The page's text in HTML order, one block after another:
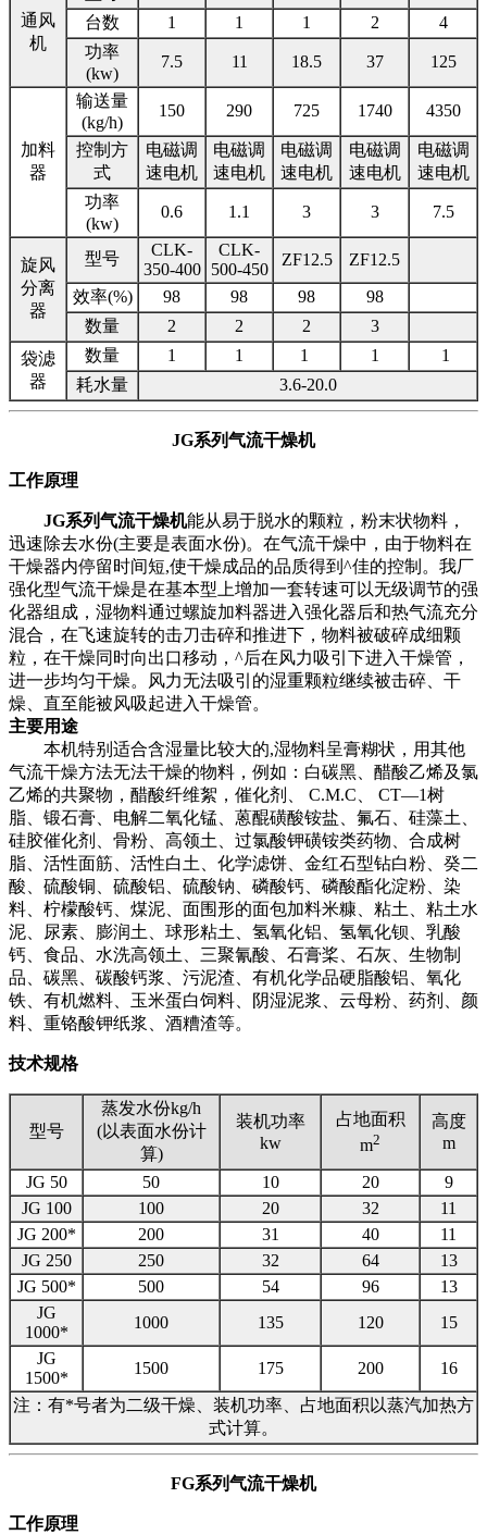
通风
机
台数
1 1 1 2
4
功率
(kw)
7.5 11 18.5 37 125
加料
器
输送量
(kg/h)
150 290 725 1740 4350
控制方
式
电磁调
速电机
电磁调
速电机
电磁调
速电机
电磁调
速电机
电磁调
速电机
功率
(kw)
0.6 1.1 3 3 7.5
旋风
分离
器
型号
CLK-
350-400
CLK-
500-450
ZF12.5
ZF12.5
效率(%)
98 98 98
98
数量
2 2 2
3
袋滤
器
数量 1 1 1 1
1
耗水量
3.6-20.0
JG系列气流干燥机
工作原理
JG系列气流干燥机能从易于脱水的颗粒，粉末状物料，
迅速除去水份(主要是表面水份)。在气流干燥中，由于物料在
干燥器内停留时间短,使干燥成品的品质得到^佳的控制。我厂
强化型气流干燥是在基本型上增加一套转速可以无级调节的强
化器组成，湿物料通过螺旋加料器进入强化器后和热气流充分
混合，在飞速旋转的击刀击碎和推进下，物料被破碎成细颗
粒，在干燥同时向出口移动，^后在风力吸引下进入干燥管，
进一步均匀干燥。风力无法吸引的湿重颗粒继续被击碎、干
燥、直至能被风吸起进入干燥管。
主要用途
本机特别适合含湿量比较大的,湿物料呈膏糊状，用其他
气流干燥方法无法干燥的物料，例如：白碳黑、醋酸乙烯及氯
乙烯的共聚物，醋酸纤维絮，催化剂、 C.M.C、 CT—1树
脂、锻石膏、电解二氧化锰、蒽醌磺酸铵盐、氟石、硅藻土、
硅胶催化剂、骨粉、高领土、过氯酸钾磺铵类药物、合成树
脂、活性面筋、活性白土、化学滤饼、金红石型钻白粉、癸二
酸、硫酸铜、硫酸铝、硫酸钠、磷酸钙、磷酸酯化淀粉、染
料、柠檬酸钙、煤泥、面围形的面包加料米糠、粘土、粘土水
泥、尿素、膨润土、球形粘土、氢氧化铝、氢氧化钡、乳酸
钙、食品、水洗高领土、三聚氰酸、石膏桨、石灰、生物制
品、碳黑、碳酸钙浆、污泥渣、有机化学品硬脂酸铝、氧化
铁、有机燃料、玉米蛋白饲料、阴湿泥浆、云母粉、药剂、颜
料、重铬酸钾纸浆、酒糟渣等。
技术规格
型号
蒸发水份kg/h
(以表面水份计
算)
装机功率
kw
占地面积
m2
高度
m
JG 50 50 10 20
9
JG 100
100 20 32
11
JG 200*
200 31 40
11
JG 250
250 32 64
13
JG 500*
500 54 96
13
JG
1000*
1000 135 120
15
JG
1500*
1500 175 200
16
注：有*号者为二级干燥、装机功率、占地面积以蒸汽加热方
式计算。
FG系列气流干燥机
工作原理